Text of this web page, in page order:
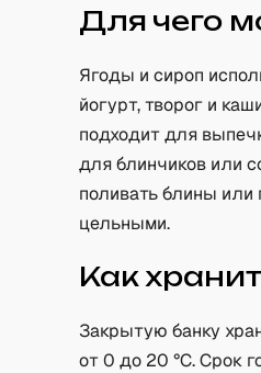
Для чего
Ягоды и сироп
йогурт, творог и
подходит для
для блинчиков или
поливать блины
цельными.
Как
Закрытую банку
от 0 до 20 °C. Срок